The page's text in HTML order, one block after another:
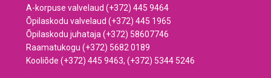
A-korpuse valvelaud (+372) 445 9464
Õpilaskodu valvelaud (+372) 445 1965
Õpilaskodu juhataja (+372) 58607746
Raamatukogu (+372) 5682 0189
Kooliõde (+372) 445 9463, (+372) 5344 5246